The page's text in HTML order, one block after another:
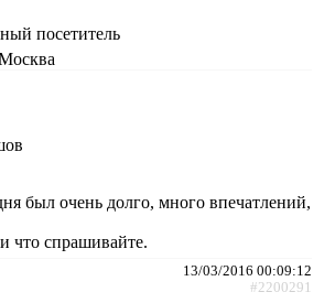
посетитель
был очень долго, много впечатлений,
что спрашивайте.
13/03/2016 00:09:12
#2200291